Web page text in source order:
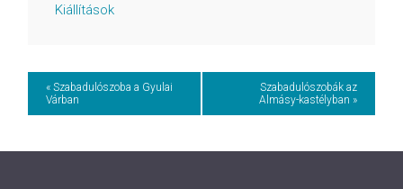
Kiállítások
Event
Navigation
« Szabadulószoba a Gyulai
Várban
Szabadulószobák az
Almásy-kastélyban »